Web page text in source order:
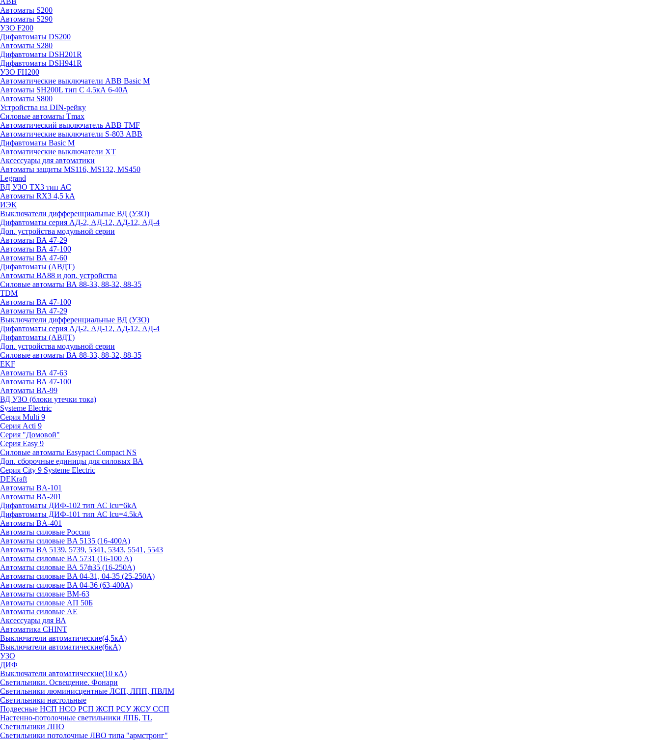
Автоматы S200
Автоматы S290
УЗО F200
Дифавтоматы DS200
Автоматы S280
Дифавтоматы DSH201R
Дифавтоматы DSH941R
УЗО FH200
Автоматические выключатели ABB Basic M
Автоматы SH200L тип С 4.5кА 6-40А
Автоматы S800
Устройства на DIN-рейку
Силовые автоматы Tmax
Автоматический выключатель ABB TMF
Автоматические выключатели S-803 АВВ
Дифавтоматы Basic M
Автоматические выключатели XT
Аксессуары для автоматики
Автоматы защиты MS116, MS132, MS450
Legrand
ВД УЗО TX3 тип АС
Автоматы RX3 4,5 kA
ИЭК
Выключатели дифференциальные ВД (УЗО)
Дифавтоматы серия АД-2, АД-12, АД-12, АД-4
Доп. устройства модульной серии
Автоматы ВА 47-29
Автоматы ВА 47-100
Автоматы ВА 47-60
Дифавтоматы (АВДТ)
Автоматы ВА88 и доп. устройства
Силовые автоматы ВА 88-33, 88-32, 88-35
TDM
Автоматы ВА 47-100
Автоматы ВА 47-29
Выключатели дифференциальные ВД (УЗО)
Дифавтоматы серия АД-2, АД-12, АД-12, АД-4
Дифавтоматы (АВДТ)
Доп. устройства модульной серии
Силовые автоматы ВА 88-33, 88-32, 88-35
EKF
Автоматы ВА 47-63
Автоматы ВА 47-100
Автоматы ВА-99
ВД УЗО (блоки утечки тока)
Systeme Electric
Серия Multi 9
Серия Acti 9
Серия "Домовой"
Серия Easy 9
Силовые автоматы Easypact Compact NS
Доп. сборочные единицы для силовых ВА
Серия City 9 Systeme Electric
DEKraft
Автоматы BA-101
Автоматы ВА-201
Дифавтоматы ДИФ-102 тип АС lcu=6kA
Дифавтоматы ДИФ-101 тип АС lcu=4.5kA
Автоматы BA-401
Автоматы силовые Россия
Автоматы силовые BA 5135 (16-400А)
Автоматы BA 5139, 5739, 5341, 5343, 5541, 5543
Автоматы силовые BA 5731 (16-100 А)
Автоматы силовые ВА 57ф35 (16-250А)
Автоматы силовые BA 04-31, 04-35 (25-250А)
Автоматы силовые BA 04-36 (63-400А)
Автоматы силовые ВМ-63
Автоматы силовые АП 50Б
Автоматы силовые АЕ
Аксессуары для ВА
Автоматика CHINT
Выключатели автоматические(4,5кА)
Выключатели автоматические(6кА)
УЗО
ДИФ
Выключатели автоматические(10 кА)
Светильники. Освещение. Фонари
Светильники люминисцентные ЛСП, ЛПП, ПВЛМ
Светильники настольные
Подвесные НСП НСО РСП ЖСП РСУ ЖСУ ССП
Настенно-потолочные светильники ЛПБ, TL
Светильники ЛПО
Светильники потолочные ЛВО типа "армстронг"